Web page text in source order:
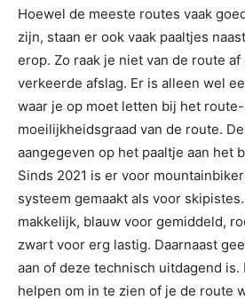
Hoewel de meeste routes vaak
zijn, staan er ook vaak paaltjes
erop. Zo raak je niet van de route af
verkeerde afslag. Er is alleen wel
waar je op moet letten bij het
moeilijkheidsgraad van de route.
aangegeven op het paaltje aan het
Sinds 2021 is er voor
systeem gemaakt als voor
makkelijk, blauw voor gemiddeld,
zwart voor erg lastig. Daarnaast
aan of deze technisch uitdagend is.
helpen om in te zien of je de route